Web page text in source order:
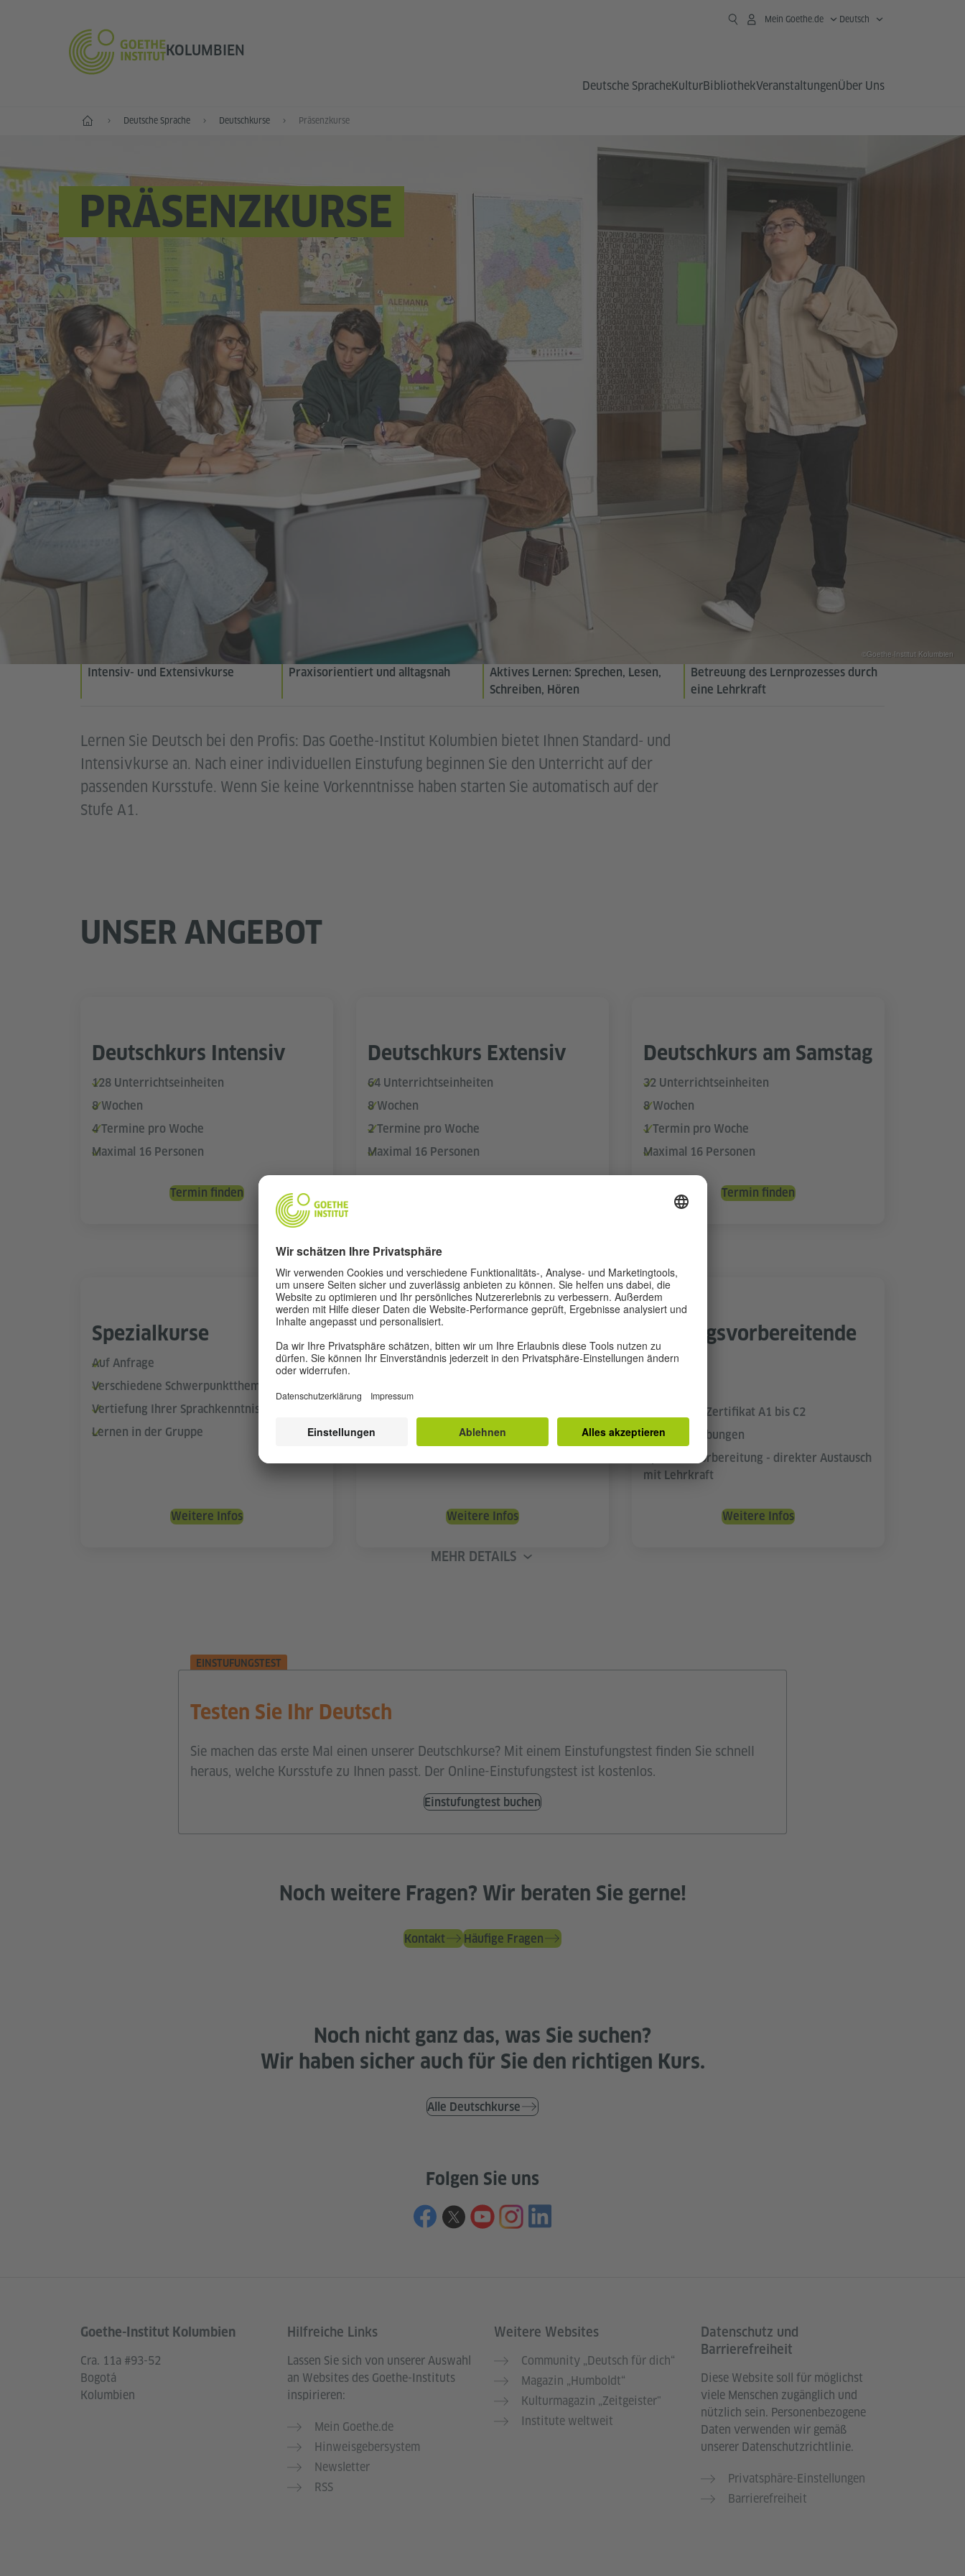
KOLUMBIEN
Mein Goethe.de Deutsch
Deutsche SpracheKulturBibliothekVeranstaltungenÜber Uns
Start Deutsche Sprache Deutschkurse Präsenzkurse
PRÄSENZKURSE
Lernen Sie Deutsch bei den Profis: Das Goethe-Institut Kolumbien bietet Ihnen Standard- und
Intensivkurse an. Nach einer individuellen Einstufung beginnen Sie den Unterricht auf der
passenden Kursstufe. Wenn Sie keine Vorkenntnisse haben starten Sie automatisch auf der
Stufe A1.
Intensiv- und Extensivkurse Praxisorientiert und alltagsnah
Aktives Lernen: Sprechen, Lesen,
Schreiben, Hören
Betreuung des Lernprozesses durch
eine Lehrkraft
©Goethe-Institut Kolumbien
UNSER ANGEBOT
Deutschkurs Intensiv
128 Unterrichtseinheiten
8 Wochen
4 Termine pro Woche
Maximal 16 Personen
Termin finden
Deutschkurs Extensiv
64 Unterrichtseinheiten
8 Wochen
2 Termine pro Woche
Maximal 16 Personen
Deutschkurs am Samstag
32 Unterrichtseinheiten
8 Wochen
1 Termin pro Woche
Maximal 16 Personen
Termin finden
Spezialkurse
Auf Anfrage
Verschiedene Schwerpunktthemen
Vertiefung Ihrer Sprachkenntnisse
Lernen in der Gruppe
Weitere Infos
Deutschkurs für Firmen
Auf Anfrage
Maßgeschneidert auf Ihr Unternehmen
Weitere Infos
Prüfungsvorbereitende
Kurse
Für Goethe-Zertifikat A1 bis C2
Hilfreiche Übungen
Optimale Vorbereitung - direkter Austausch
mit Lehrkraft
Weitere Infos
MEHR DETAILS
EINSTUFUNGSTEST
Testen Sie Ihr Deutsch
Sie machen das erste Mal einen unserer Deutschkurse? Mit einem Einstufungstest finden Sie schnell
heraus, welche Kursstufe zu Ihnen passt. Der Online-Einstufungstest ist kostenlos.
Einstufungtest buchen
Noch weitere Fragen? Wir beraten Sie gerne!
Kontakt Häufige Fragen
Noch nicht ganz das, was Sie suchen?
Wir haben sicher auch für Sie den richtigen Kurs.
Alle Deutschkurse
Folgen Sie uns
Service- und Informationsbereich
Goethe-Institut Kolumbien
Cra. 11a #93-52
Bogotá
Kolumbien
Hilfreiche Links
Lassen Sie sich von unserer Auswahl
an Websites des Goethe-Instituts
inspirieren:
Mein Goethe.de
Hinweisgebersystem
Newsletter
RSS
Weitere Websites
Community „Deutsch für dich“
Magazin „Humboldt“
Kulturmagazin „Zeitgeister"
Institute weltweit
Datenschutz und
Barrierefreiheit
Diese Website soll für möglichst
viele Menschen zugänglich und
nützlich sein. Personenbezogene
Daten verwenden wir gemäß
unserer Datenschutzrichtlinie.
Privatsphäre-Einstellungen
Barrierefreiheit